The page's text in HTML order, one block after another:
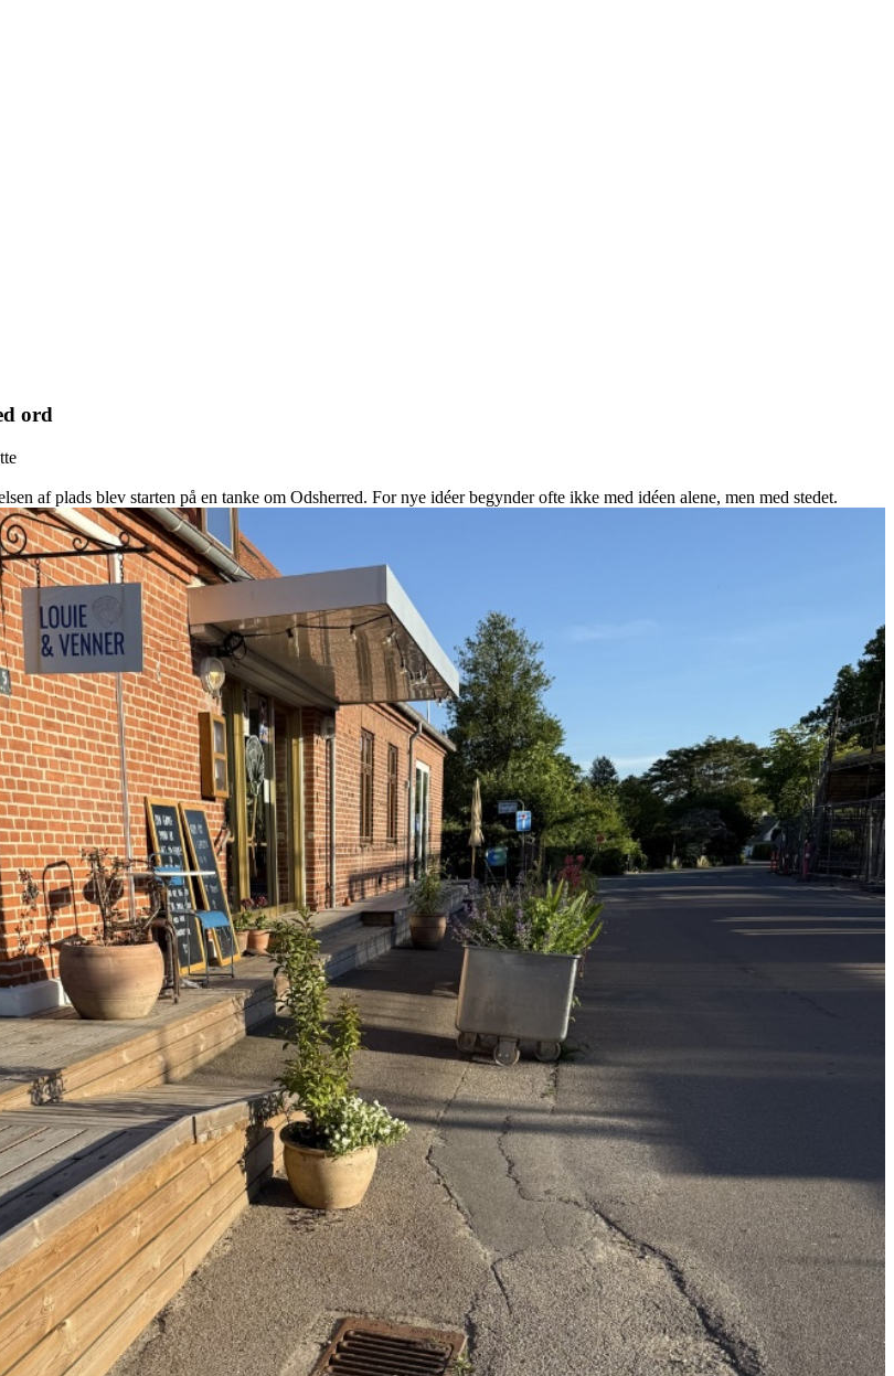
ord
af plads blev starten på en tanke om Odsherred. For nye idéer begynder ofte ikke med idéen alene, men med stedet.